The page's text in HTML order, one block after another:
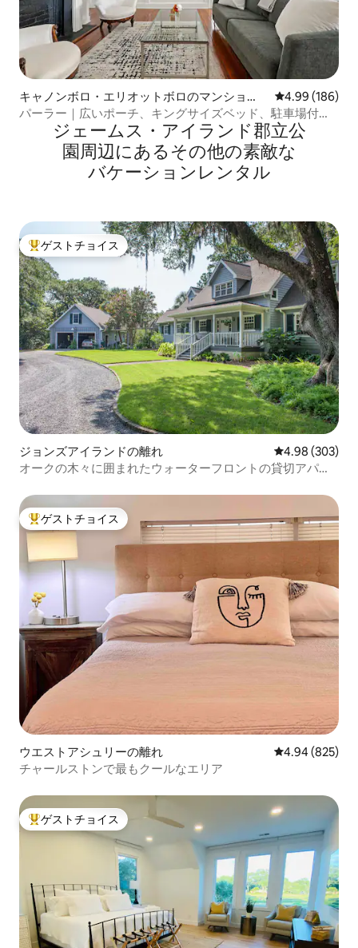
キャノンボロ・エリオットボロのマンショ
ン・アパート
レビュー186
4.99 (186)
パーラー｜広いポーチ、キングサイズベッド、駐車場付き
の1ベッドルーム
ジェームス・アイランド郡立公
園⁠周⁠辺⁠に⁠あ⁠るそ⁠の⁠他⁠の素⁠敵⁠な
バ⁠ケ⁠ー⁠シ⁠ョ⁠ン⁠レ⁠ン⁠タ⁠ル
大好評のゲストチョイスです。
ゲストチョイス
ジョンズアイランドの離れ レビュー303
4.98 (303)
オークの木々に囲まれたウォーターフロントの貸切アパー
大好評のゲストチョイスです。
ゲストチョイス
ウエストアシュリーの離れ レビュー825
4.94 (825)
チャールストンで最もクールなエリア
大好評のゲストチョイスです。
ゲストチョイス